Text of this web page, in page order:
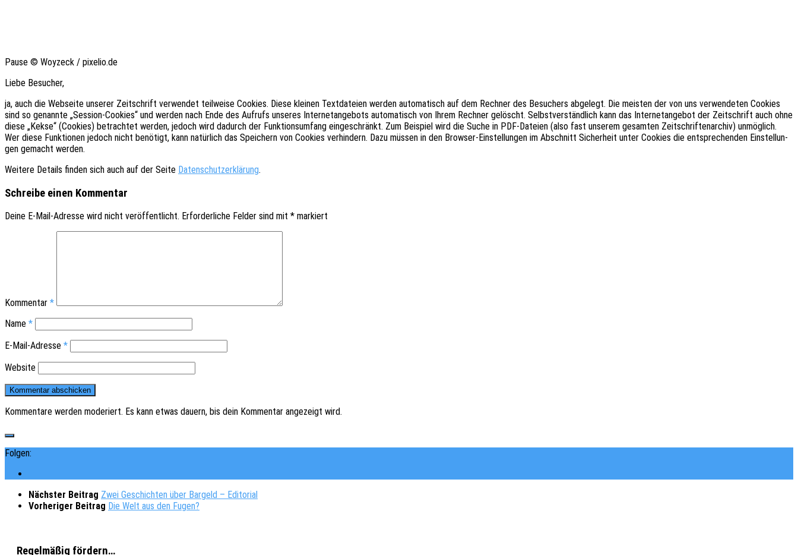
Pause © Woyzeck / pixelio.de
Liebe Besu­cher,
ja, auch die Websei­te unse­rer Zeit­schrift verwen­det teil­wei­se Cookies. Diese klei­nen Text­da­tei­en werden auto­ma­tisch auf dem Rech­ner des Besu­chers abge­legt. Die meis­ten der von uns verwen­de­ten Cookies
sind so genann­te „Sessi­on-Cookies“ und werden nach Ende des Aufrufs unse­res Inter­net­an­ge­bots auto­ma­tisch von Ihrem Rech­ner gelöscht. Selbst­ver­ständ­lich kann das Inter­net­an­ge­bot der Zeit­schrift auch ohne
diese „Kekse“ (Cookies) betrach­tet werden, jedoch wird dadurch der Funk­ti­ons­um­fang einge­schränkt. Zum Beispiel wird die Suche in PDF-Datei­en (also fast unse­rem gesam­ten Zeit­schrif­ten­ar­chiv) unmög­lich.
Wer diese Funk­tio­nen jedoch nicht benö­tigt, kann natür­lich das Spei­chern von Cookies verhin­dern. Dazu müssen in den Brow­ser-Einstel­lun­gen im Abschnitt Sicher­heit unter Cookies die entspre­chen­den Einstel­lun­
gen gemacht werden.
Weite­re Details finden sich auch auf der Seite Daten­schutz­er­klä­rung.
Schreibe einen Kommentar
Deine E-Mail-Adresse wird nicht veröffentlicht. Erforderliche Felder sind mit * markiert
Kommentar *
Name *
E-Mail-Adresse *
Website
Kommentare werden moderiert. Es kann etwas dauern, bis dein Kommentar angezeigt wird.
Folgen:
Nächster Beitrag Zwei Geschichten über Bargeld – Editorial
Vorheriger Beitrag Die Welt aus den Fugen?
Regelmäßig fördern…